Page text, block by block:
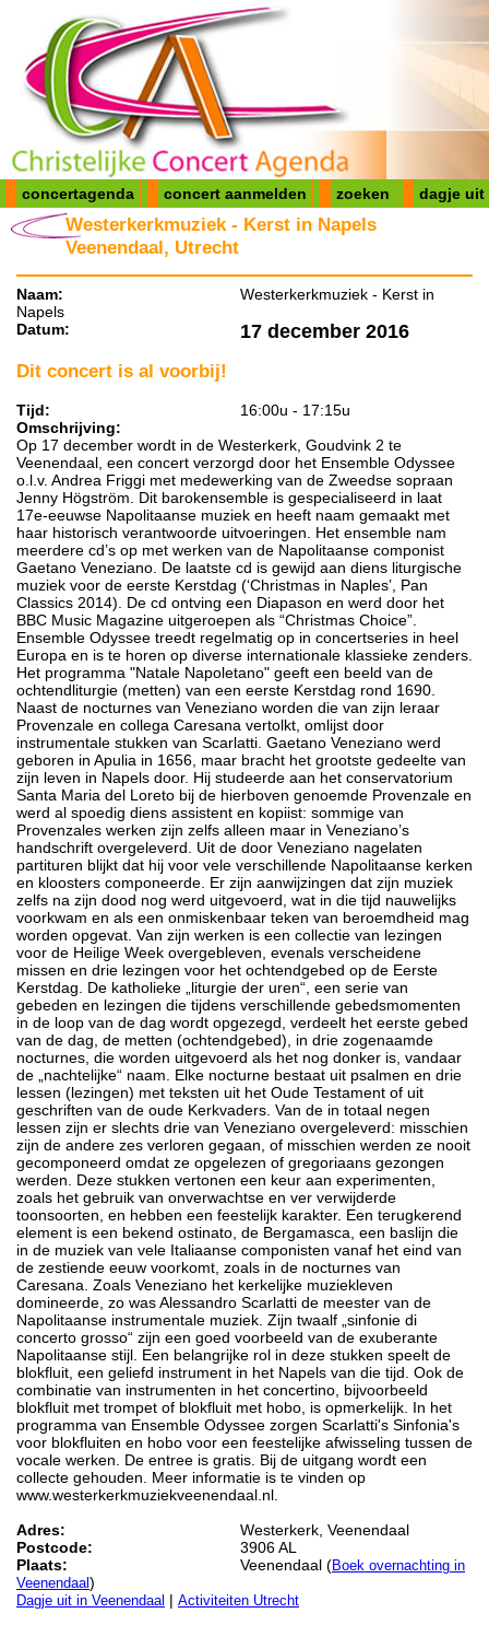
concertagenda concert aanmelden zoeken dagje uit
Westerkerkmuziek - Kerst in Napels
Veenendaal, Utrecht
Naam:
Westerkerkmuziek - Kerst in
Napels
Datum:
17 december 2016
Dit concert is al voorbij!
Tijd:
16:00u - 17:15u
Omschrijving:
Op 17 december wordt in de Westerkerk, Goudvink 2 te
Veenendaal, een concert verzorgd door het Ensemble Odyssee
o.l.v. Andrea Friggi met medewerking van de Zweedse sopraan
Jenny Högström. Dit barokensemble is gespecialiseerd in laat
17e-eeuwse Napolitaanse muziek en heeft naam gemaakt met
haar historisch verantwoorde uitvoeringen. Het ensemble nam
meerdere cd’s op met werken van de Napolitaanse componist
Gaetano Veneziano. De laatste cd is gewijd aan diens liturgische
muziek voor de eerste Kerstdag (‘Christmas in Naples’, Pan
Classics 2014). De cd ontving een Diapason en werd door het
BBC Music Magazine uitgeroepen als “Christmas Choice”.
Ensemble Odyssee treedt regelmatig op in concertseries in heel
Europa en is te horen op diverse internationale klassieke zenders.
Het programma "Natale Napoletano" geeft een beeld van de
ochtendliturgie (metten) van een eerste Kerstdag rond 1690.
Naast de nocturnes van Veneziano worden die van zijn leraar
Provenzale en collega Caresana vertolkt, omlijst door
instrumentale stukken van Scarlatti. Gaetano Veneziano werd
geboren in Apulia in 1656, maar bracht het grootste gedeelte van
zijn leven in Napels door. Hij studeerde aan het conservatorium
Santa Maria del Loreto bij de hierboven genoemde Provenzale en
werd al spoedig diens assistent en kopiist: sommige van
Provenzales werken zijn zelfs alleen maar in Veneziano’s
handschrift overgeleverd. Uit de door Veneziano nagelaten
partituren blijkt dat hij voor vele verschillende Napolitaanse kerken
en kloosters componeerde. Er zijn aanwijzingen dat zijn muziek
zelfs na zijn dood nog werd uitgevoerd, wat in die tijd nauwelijks
voorkwam en als een onmiskenbaar teken van beroemdheid mag
worden opgevat. Van zijn werken is een collectie van lezingen
voor de Heilige Week overgebleven, evenals verscheidene
missen en drie lezingen voor het ochtendgebed op de Eerste
Kerstdag. De katholieke „liturgie der uren“, een serie van
gebeden en lezingen die tijdens verschillende gebedsmomenten
in de loop van de dag wordt opgezegd, verdeelt het eerste gebed
van de dag, de metten (ochtendgebed), in drie zogenaamde
nocturnes, die worden uitgevoerd als het nog donker is, vandaar
de „nachtelijke“ naam. Elke nocturne bestaat uit psalmen en drie
lessen (lezingen) met teksten uit het Oude Testament of uit
geschriften van de oude Kerkvaders. Van de in totaal negen
lessen zijn er slechts drie van Veneziano overgeleverd: misschien
zijn de andere zes verloren gegaan, of misschien werden ze nooit
gecomponeerd omdat ze opgelezen of gregoriaans gezongen
werden. Deze stukken vertonen een keur aan experimenten,
zoals het gebruik van onverwachtse en ver verwijderde
toonsoorten, en hebben een feestelijk karakter. Een terugkerend
element is een bekend ostinato, de Bergamasca, een baslijn die
in de muziek van vele Italiaanse componisten vanaf het eind van
de zestiende eeuw voorkomt, zoals in de nocturnes van
Caresana. Zoals Veneziano het kerkelijke muziekleven
domineerde, zo was Alessandro Scarlatti de meester van de
Napolitaanse instrumentale muziek. Zijn twaalf „sinfonie di
concerto grosso“ zijn een goed voorbeeld van de exuberante
Napolitaanse stijl. Een belangrijke rol in deze stukken speelt de
blokfluit, een geliefd instrument in het Napels van die tijd. Ook de
combinatie van instrumenten in het concertino, bijvoorbeeld
blokfluit met trompet of blokfluit met hobo, is opmerkelijk. In het
programma van Ensemble Odyssee zorgen Scarlatti's Sinfonia's
voor blokfluiten en hobo voor een feestelijke afwisseling tussen de
vocale werken. De entree is gratis. Bij de uitgang wordt een
collecte gehouden. Meer informatie is te vinden op
www.westerkerkmuziekveenendaal.nl.
Adres:
Westerkerk, Veenendaal
Postcode:
3906 AL
Plaats:
Veenendaal (Boek overnachting in
Veenendaal)
Dagje uit in Veenendaal | Activiteiten Utrecht